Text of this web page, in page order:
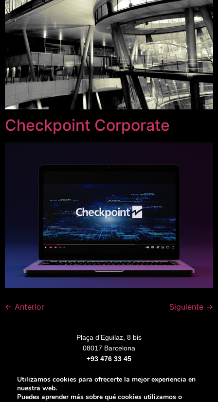
Checkpoint Corporate
← Anterior Siguiente →
Plaça d’Eguilaz, 8 bis
08017 Barcelona
+93 476 33 45
Aviso legal Política de privacidad Política de Cookies
Utilizamos cookies para ofrecerte la mejor experiencia en
nuestra web.
Puedes aprender más sobre qué cookies utilizamos o